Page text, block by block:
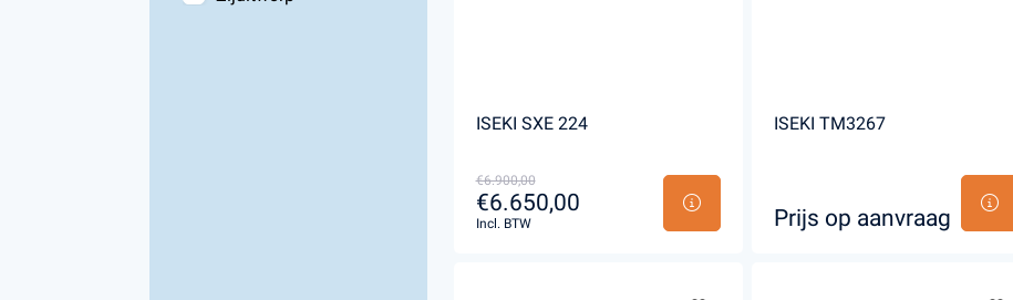
ISEKI SXE 224
€6.900,00
€6.650,00
Incl. BTW
ISEKI TM3267
Prijs op aanvraag